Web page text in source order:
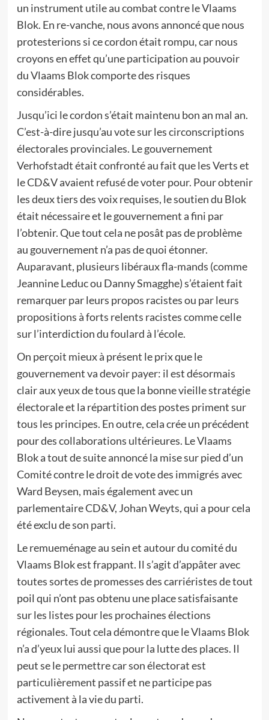
un instrument utile au combat contre le Vlaams
Blok. En re-vanche, nous avons annoncé que nous
protesterions si ce cordon était rompu, car nous
croyons en effet qu’une participation au pouvoir
du Vlaams Blok comporte des risques
considérables.
Jusqu’ici le cordon s’était maintenu bon an mal an.
C’est-à-dire jusqu’au vote sur les circonscriptions
électorales provinciales. Le gouvernement
Verhofstadt était confronté au fait que les Verts et
le CD&V avaient refusé de voter pour. Pour obtenir
les deux tiers des voix requises, le soutien du Blok
était nécessaire et le gouvernement a fini par
l’obtenir. Que tout cela ne posât pas de problème
au gouvernement n’a pas de quoi étonner.
Auparavant, plusieurs libéraux fla-mands (comme
Jeannine Leduc ou Danny Smagghe) s’étaient fait
remarquer par leurs propos racistes ou par leurs
propositions à forts relents racistes comme celle
sur l’interdiction du foulard à l’école.
On perçoit mieux à présent le prix que le
gouvernement va devoir payer: il est désormais
clair aux yeux de tous que la bonne vieille stratégie
électorale et la répartition des postes priment sur
tous les principes. En outre, cela crée un précédent
pour des collaborations ultérieures. Le Vlaams
Blok a tout de suite annoncé la mise sur pied d’un
Comité contre le droit de vote des immigrés avec
Ward Beysen, mais également avec un
parlementaire CD&V, Johan Weyts, qui a pour cela
été exclu de son parti.
Le remueménage au sein et autour du comité du
Vlaams Blok est frappant. Il s’agit d’appâter avec
toutes sortes de promesses des carriéristes de tout
poil qui n’ont pas obtenu une place satisfaisante
sur les listes pour les prochaines élections
régionales. Tout cela démontre que le Vlaams Blok
n’a d’yeux lui aussi que pour la lutte des places. Il
peut se le permettre car son électorat est
particulièrement passif et ne participe pas
activement à la vie du parti.